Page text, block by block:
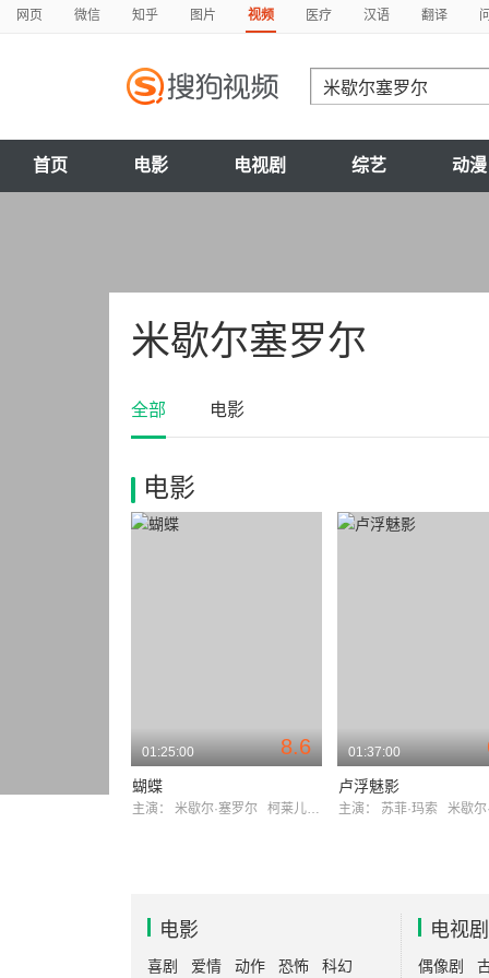
网页 微信 知乎 图片 视频 医疗 汉语 翻译
首页 电影 电视剧 综艺 动漫
米歇尔塞罗尔
全部 电影
电影
8.6
01:25:00
蝴蝶
主演： 米歇尔·塞罗尔 柯莱儿·布翁尼许
01:37:00
卢浮魅影
主演： 苏菲·玛索 米歇尔·
电影
喜剧 爱情 动作 恐怖 科幻
电视剧
偶像剧